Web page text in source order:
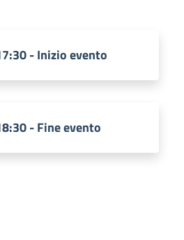
- Inizio evento
- Fine evento